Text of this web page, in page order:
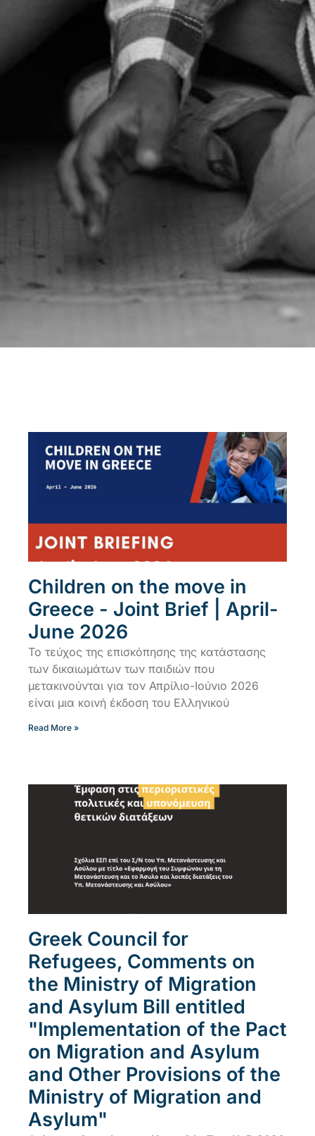
Children on the move in
Greece - Joint Brief | April-
June 2026
Το τεύχος της επισκόπησης της κατάστασης
των δικαιωμάτων των παιδιών που
μετακινούνται για τον Απρίλιο-Ιούνιο 2026
είναι μια κοινή έκδοση του Ελληνικού
Read More »
Greek Council for
Refugees, Comments on
the Ministry of Migration
and Asylum Bill entitled
"Implementation of the Pact
on Migration and Asylum
and Other Provisions of the
Ministry of Migration and
Asylum"